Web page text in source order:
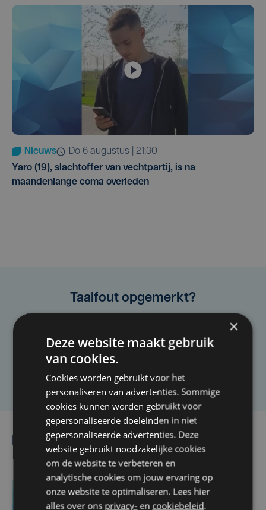
Nieuws
do 6 augustus | 21:30
Yaro (19), slachtoffer van vechtpartij, is na
maandenlange coma overleden
Taalfout opgemerkt?
Laat het ons weten
Lees ook
1 uur geleden
×
Deze website maakt gebruik
van cookies.
Cookies worden gebruikt voor het
personaliseren van advertenties. Sommige
cookies kunnen worden gebruikt voor
gepersonaliseerde doeleinden in niet
gepersonaliseerde advertenties. Deze
website gebruikt noodzakelijke cookies
om de website te verbeteren en
analytische cookies om jouw ervaring op
onze website te optimaliseren. Lees hier
alles over ons privacy- en cookiebeleid.